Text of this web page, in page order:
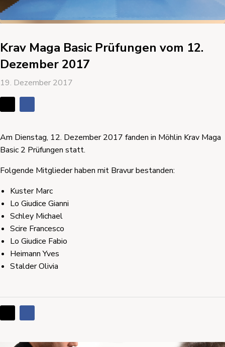
Krav Maga Basic Prüfungen vom 12.
Dezember 2017
19. Dezember 2017
Am Dienstag, 12. Dezember 2017 fanden in Möhlin Krav Maga
Basic 2 Prüfungen statt.
Folgende Mitglieder haben mit Bravur bestanden:
Kuster Marc
Lo Giudice Gianni
Schley Michael
Scire Francesco
Lo Giudice Fabio
Heimann Yves
Stalder Olivia